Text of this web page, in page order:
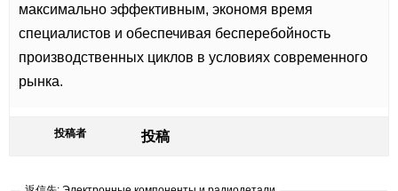
максимально эффективным, экономя время
специалистов и обеспечивая бесперебойность
производственных циклов в условиях современного
рынка.
投稿者 投稿